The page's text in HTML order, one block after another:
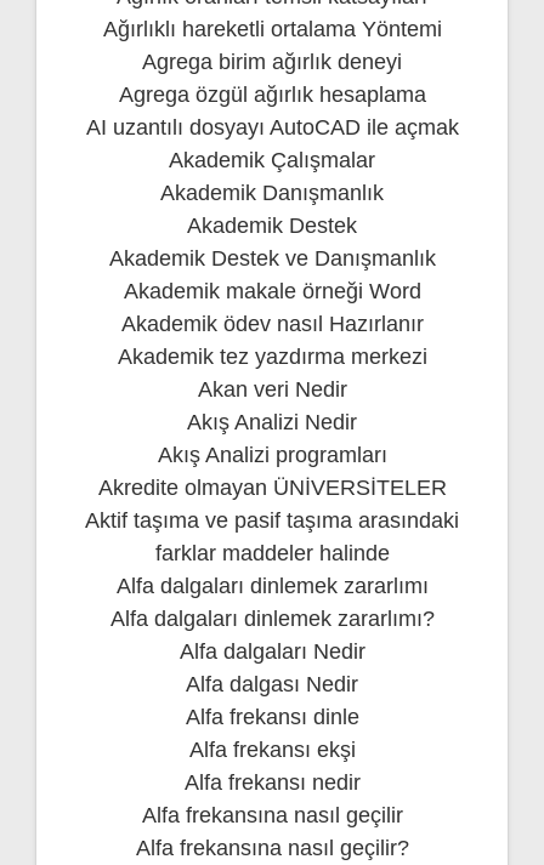
Ağırlıklı hareketli ortalama Yöntemi
Agrega birim ağırlık deneyi
Agrega özgül ağırlık hesaplama
AI uzantılı dosyayı AutoCAD ile açmak
Akademik Çalışmalar
Akademik Danışmanlık
Akademik Destek
Akademik Destek ve Danışmanlık
Akademik makale örneği Word
Akademik ödev nasıl Hazırlanır
Akademik tez yazdırma merkezi
Akan veri Nedir
Akış Analizi Nedir
Akış Analizi programları
Akredite olmayan ÜNİVERSİTELER
Aktif taşıma ve pasif taşıma arasındaki
farklar maddeler halinde
Alfa dalgaları dinlemek zararlımı
Alfa dalgaları dinlemek zararlımı?
Alfa dalgaları Nedir
Alfa dalgası Nedir
Alfa frekansı dinle
Alfa frekansı ekşi
Alfa frekansı nedir
Alfa frekansına nasıl geçilir
Alfa frekansına nasıl geçilir?